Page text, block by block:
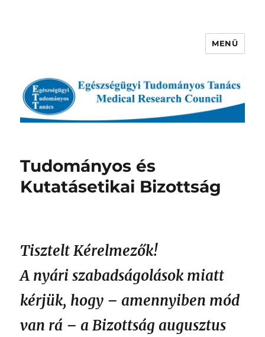
Egészségügyi Tudományos
MENÜ
Tudományos és
Kutatásetikai Bizottság
Tisztelt Kérelmezők!
A nyári szabadságolások miatt
kérjük, hogy – amennyiben mód
van rá – a Bizottság augusztus